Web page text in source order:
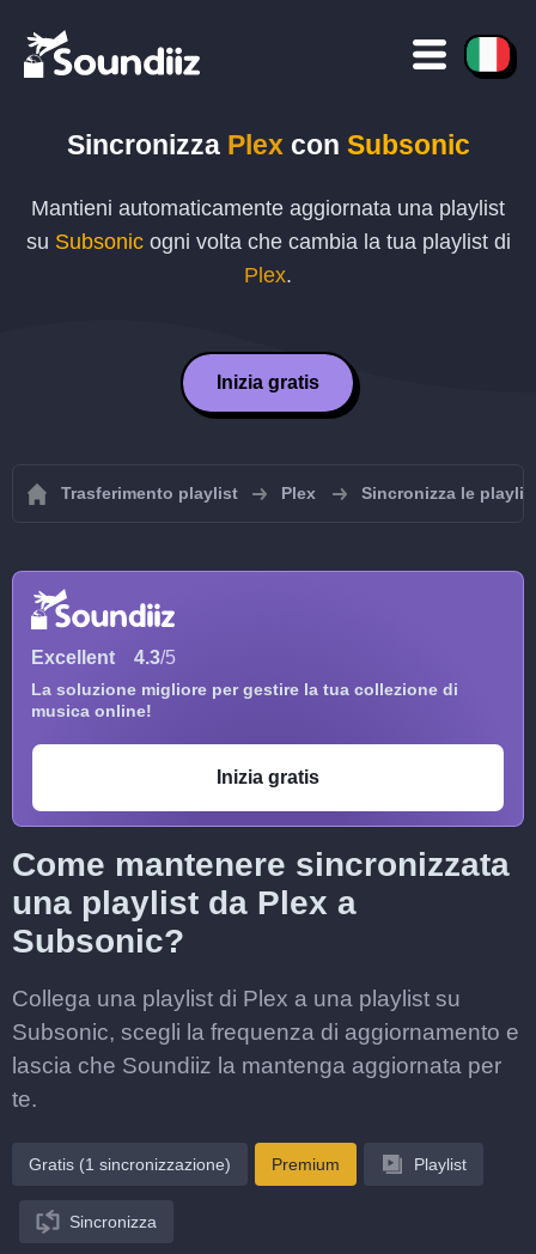
Sincronizza Plex con Subsonic
Mantieni automaticamente aggiornata una playlist
su Subsonicogni volta che cambia la tua playlist di
Plex.
Inizia gratis
Trasferimento playlist Plex Sincronizza le
Excellent 4.3/5
La soluzione migliore per gestire la tua collezione di
musica online!
Inizia gratis
Come mantenere sincronizzata
una playlist da Plex a
Subsonic?
Collega una playlist di Plex a una playlist su
Subsonic, scegli la frequenza di aggiornamento e
lascia che Soundiiz la mantenga aggiornata per
te.
Gratis (1 sincronizzazione) Premium Playlist
Sincronizza